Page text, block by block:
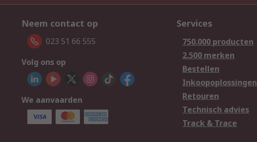
Neem contact op
023 51 66 555
Volg ons op
We aanvaarden
Services
750.000 producten
2.500 merken
Bestellen
Inkoopoplossingen
Retouren
Technisch advies
Track & Trace